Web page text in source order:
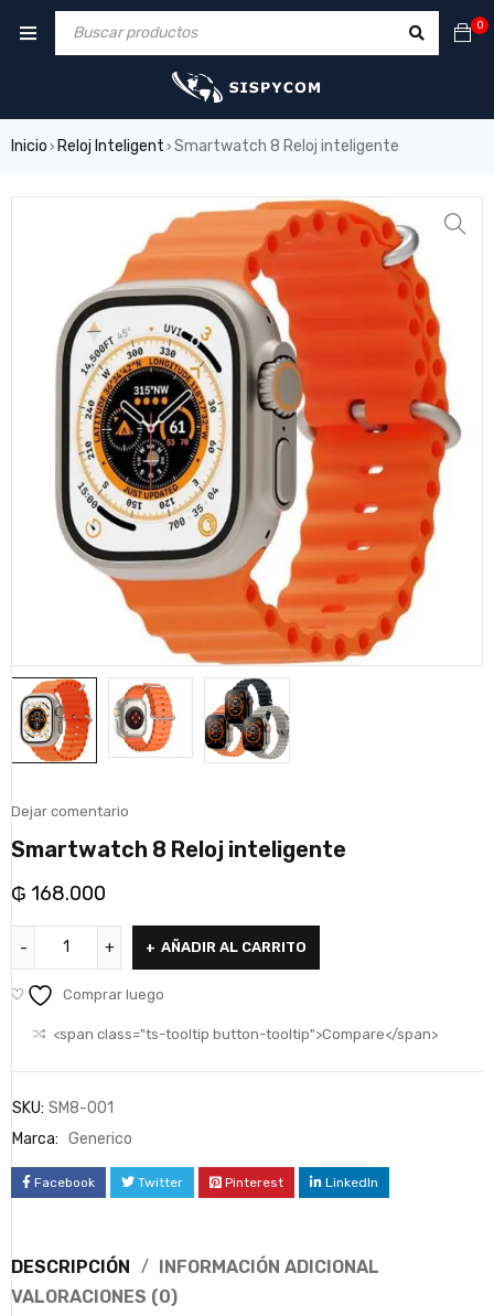
0
Inicio › Reloj Inteligent › Smartwatch 8 Reloj inteligente
Dejar comentario
Smartwatch 8 Reloj inteligente
₲ 168.000
AÑADIR AL CARRITO
Comprar luego
<span class="ts-tooltip button-tooltip">Compare</span>
SKU: SM8-001
Marca: Generico
Facebook Twitter Pinterest LinkedIn
DESCRIPCIÓN
INFORMACIÓN ADICIONAL
VALORACIONES (0)